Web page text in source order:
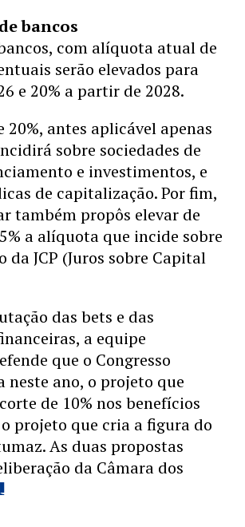
bancos
com alíquota atual de
serão elevados para
e 20% a partir de 2028.
antes aplicável apenas
sobre sociedades de
e investimentos, e
de capitalização. Por fim,
também propôs elevar de
a alíquota que incide sobre
da JCP (Juros sobre Capital
das bets e das
a equipe
que o Congresso
neste ano, o projeto que
de 10% nos benefícios
projeto que cria a figura do
As duas propostas
da Câmara dos